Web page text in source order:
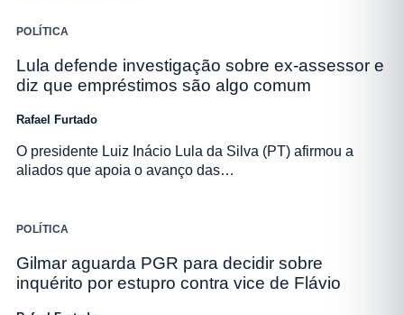
POLÍTICA
Lula defende investigação sobre ex-assessor e
diz que empréstimos são algo comum
Rafael Furtado
O presidente Luiz Inácio Lula da Silva (PT) afirmou a
aliados que apoia o avanço das…
POLÍTICA
Gilmar aguarda PGR para decidir sobre
inquérito por estupro contra vice de Flávio